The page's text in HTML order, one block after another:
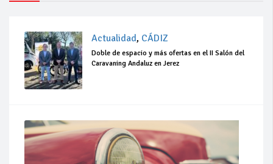
Actualidad, CÁDIZ
Doble de espacio y más ofertas en el II Salón del
Caravaning Andaluz en Jerez